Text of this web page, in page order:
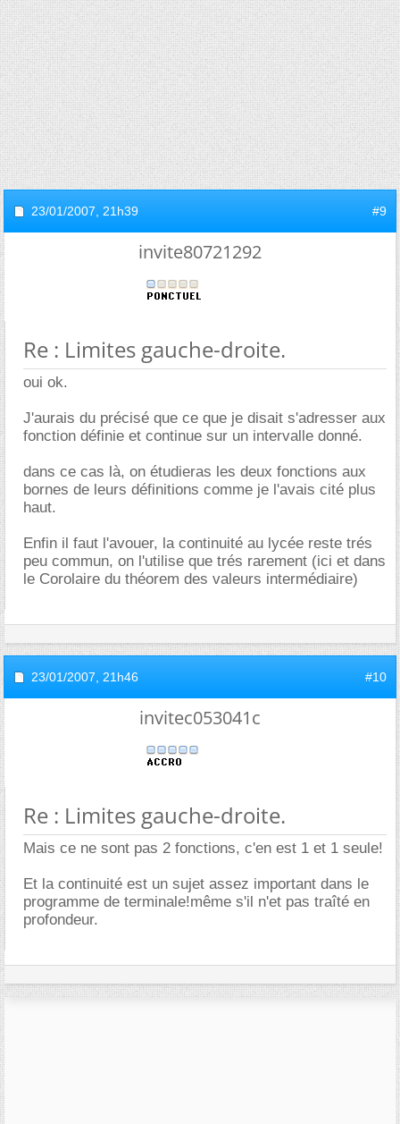
23/01/2007, 21h39 #9
invite80721292
Re : Limites gauche-droite.
oui ok.
J'aurais du précisé que ce que je disait s'adresser aux
fonction définie et continue sur un intervalle donné.
dans ce cas là, on étudieras les deux fonctions aux
bornes de leurs définitions comme je l'avais cité plus
haut.
Enfin il faut l'avouer, la continuité au lycée reste trés
peu commun, on l'utilise que trés rarement (ici et dans
le Corolaire du théorem des valeurs intermédiaire)
23/01/2007, 21h46 #10
invitec053041c
Re : Limites gauche-droite.
Mais ce ne sont pas 2 fonctions, c'en est 1 et 1 seule!
Et la continuité est un sujet assez important dans le
programme de terminale!même s'il n'et pas traîté en
profondeur.